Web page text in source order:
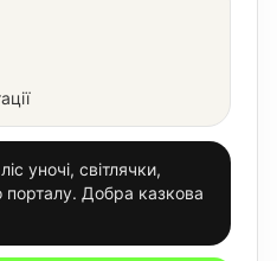
уночі, світлячки,
порталу. Добра казкова